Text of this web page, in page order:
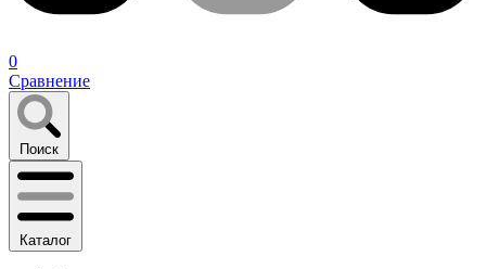
0
Сравнение
Поиск
Каталог